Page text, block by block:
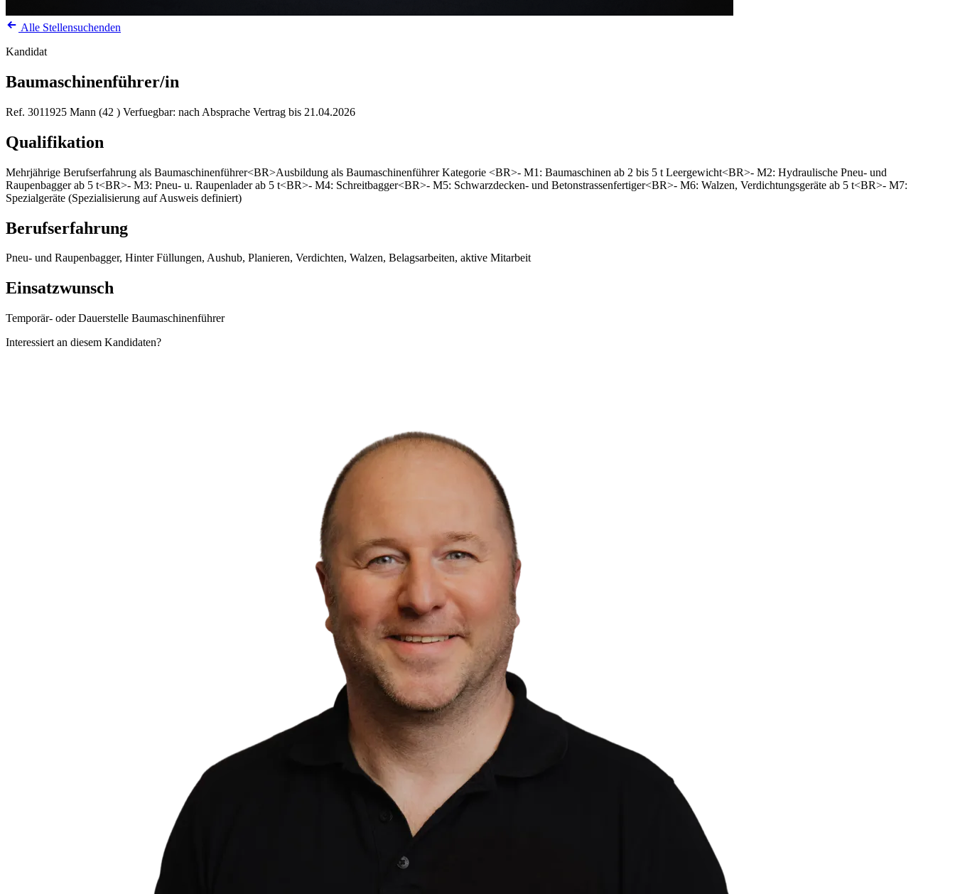
Alle Stellensuchenden
Kandidat
Baumaschinenführer/in
Ref. 3011925 Mann (42 ) Verfuegbar: nach Absprache Vertrag bis 21.04.2026
Qualifikation
Mehrjährige Berufserfahrung als Baumaschinenführer<BR>Ausbildung als Baumaschinenführer Kategorie <BR>- M1: Baumaschinen ab 2 bis 5 t Leergewicht<BR>- M2: Hydraulische Pneu- und
Raupenbagger ab 5 t<BR>- M3: Pneu- u. Raupenlader ab 5 t<BR>- M4: Schreitbagger<BR>- M5: Schwarzdecken- und Betonstrassenfertiger<BR>- M6: Walzen, Verdichtungsgeräte ab 5 t<BR>- M7:
Spezialgeräte (Spezialisierung auf Ausweis definiert)
Berufserfahrung
Pneu- und Raupenbagger, Hinter Füllungen, Aushub, Planieren, Verdichten, Walzen, Belagsarbeiten, aktive Mitarbeit
Einsatzwunsch
Temporär- oder Dauerstelle Baumaschinenführer
Interessiert an diesem Kandidaten?